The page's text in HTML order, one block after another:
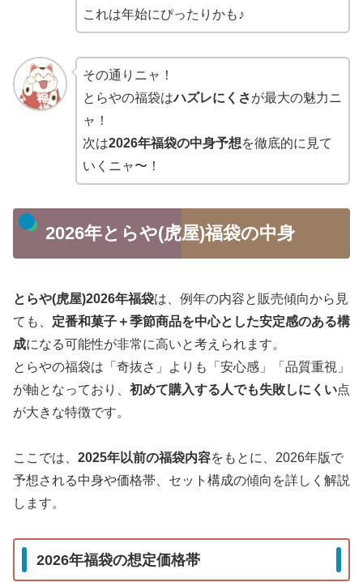
これは年始にぴったりかも♪
その通りニャ！
とらやの福袋はハズレにくさが最大の魅力ニ
ャ！
次は2026年福袋の中身予想を徹底的に見て
いくニャ〜！
2026年とらや(虎屋)福袋の中身
とらや(虎屋)2026年福袋は、例年の内容と販売傾向から見
ても、 定番和菓子＋季節商品を中心とした安定感のある構
成になる可能性が非常に高いと考えられます。
とらやの福袋は「奇抜さ」よりも「安心感」「品質重視」
が軸となっており、 初めて購入する人でも失敗しにくい点
が大きな特徴です。
ここでは、 2025年以前の福袋内容をもとに、2026年版で
予想される中身や価格帯、セット構成の傾向を詳しく解説
します。
2026年福袋の想定価格帯